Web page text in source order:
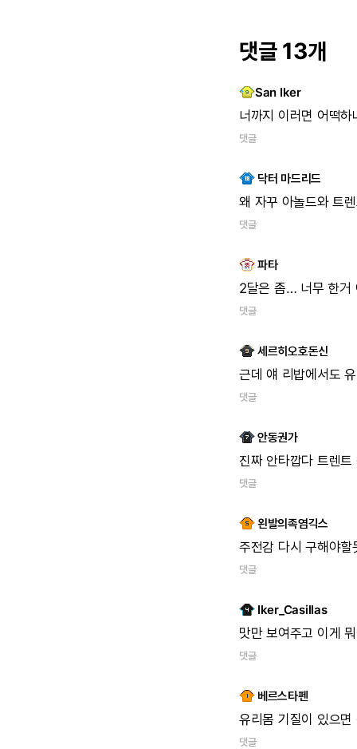
댓글 13개
San Iker
너까지 이러면 어떡하
댓글
닥터 마드리드
왜 자꾸 아놀드와 트
댓글
파타
2달은 좀… 너무 한거
댓글
세르히오호돈신
근데 얘 리밥에서도
댓글
안동권가
진짜 안타깝다 트렌트
댓글
왼발의족염긱스
주전감 다시 구해야할
댓글
Iker_Casillas
맛만 보여주고 이게
댓글
베르스타펜
유리몸 기질이 있으면
댓글